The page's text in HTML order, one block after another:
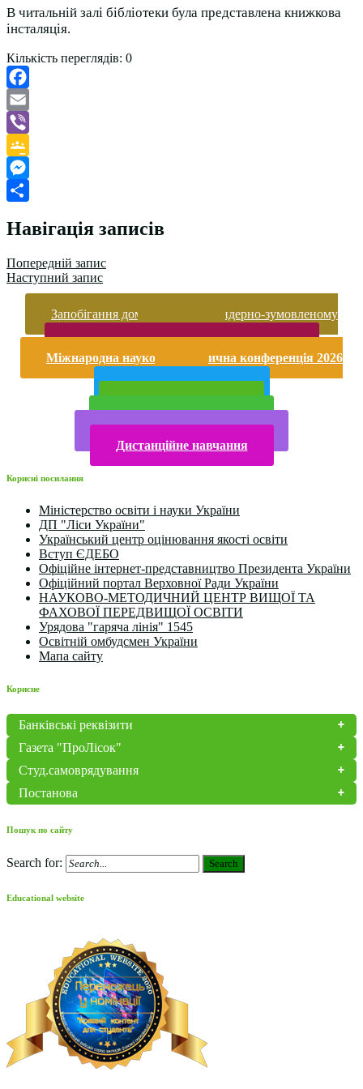
В читальній залі бібліотеки була представлена книжкова
інсталяція.
Кількість переглядів: 0
Facebook
Email
Viber
Google
Classroom
Messenger
Навігація записів
Попередній запис
Наступний запис
Запобігання домашньому та гендерно-зумовленому
Міжнародна науково-практична конференція 2026
Дистанційне навчання
Корисні посилання
Міністерство освіти і науки України
ДП "Ліси України"
Український центр оцінювання якості освіти
Вступ ЄДЕБО
Офіційне інтернет-представництво Президента України
Офіційний портал Верховної Ради України
НАУКОВО-МЕТОДИЧНИЙ ЦЕНТР ВИЩОЇ ТА
ФАХОВОЇ ПЕРЕДВИЩОЇ ОСВІТИ
Урядова "гаряча лінія" 1545
Освітній омбудсмен України
Мапа сайту
Корисне
Банківські реквізити
Газета "ПроЛісок"
Студ.самоврядування
Постанова
Пошук по сайту
Search for: Search
Educational website